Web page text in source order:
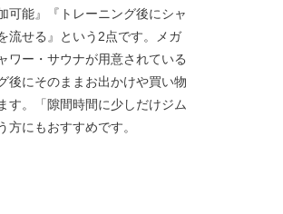
可能』『トレーニング後にシャ
流せる』という2点です。メガ
ワー・サウナが用意されている
後にそのままお出かけや買い物
す。「隙間時間に少しだけジム
方にもおすすめです。